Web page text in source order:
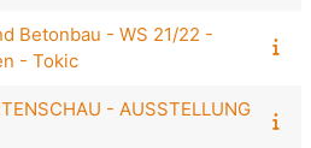
Betonbau - WS 21/22 -
- Tokic
- AUSSTELLUNG